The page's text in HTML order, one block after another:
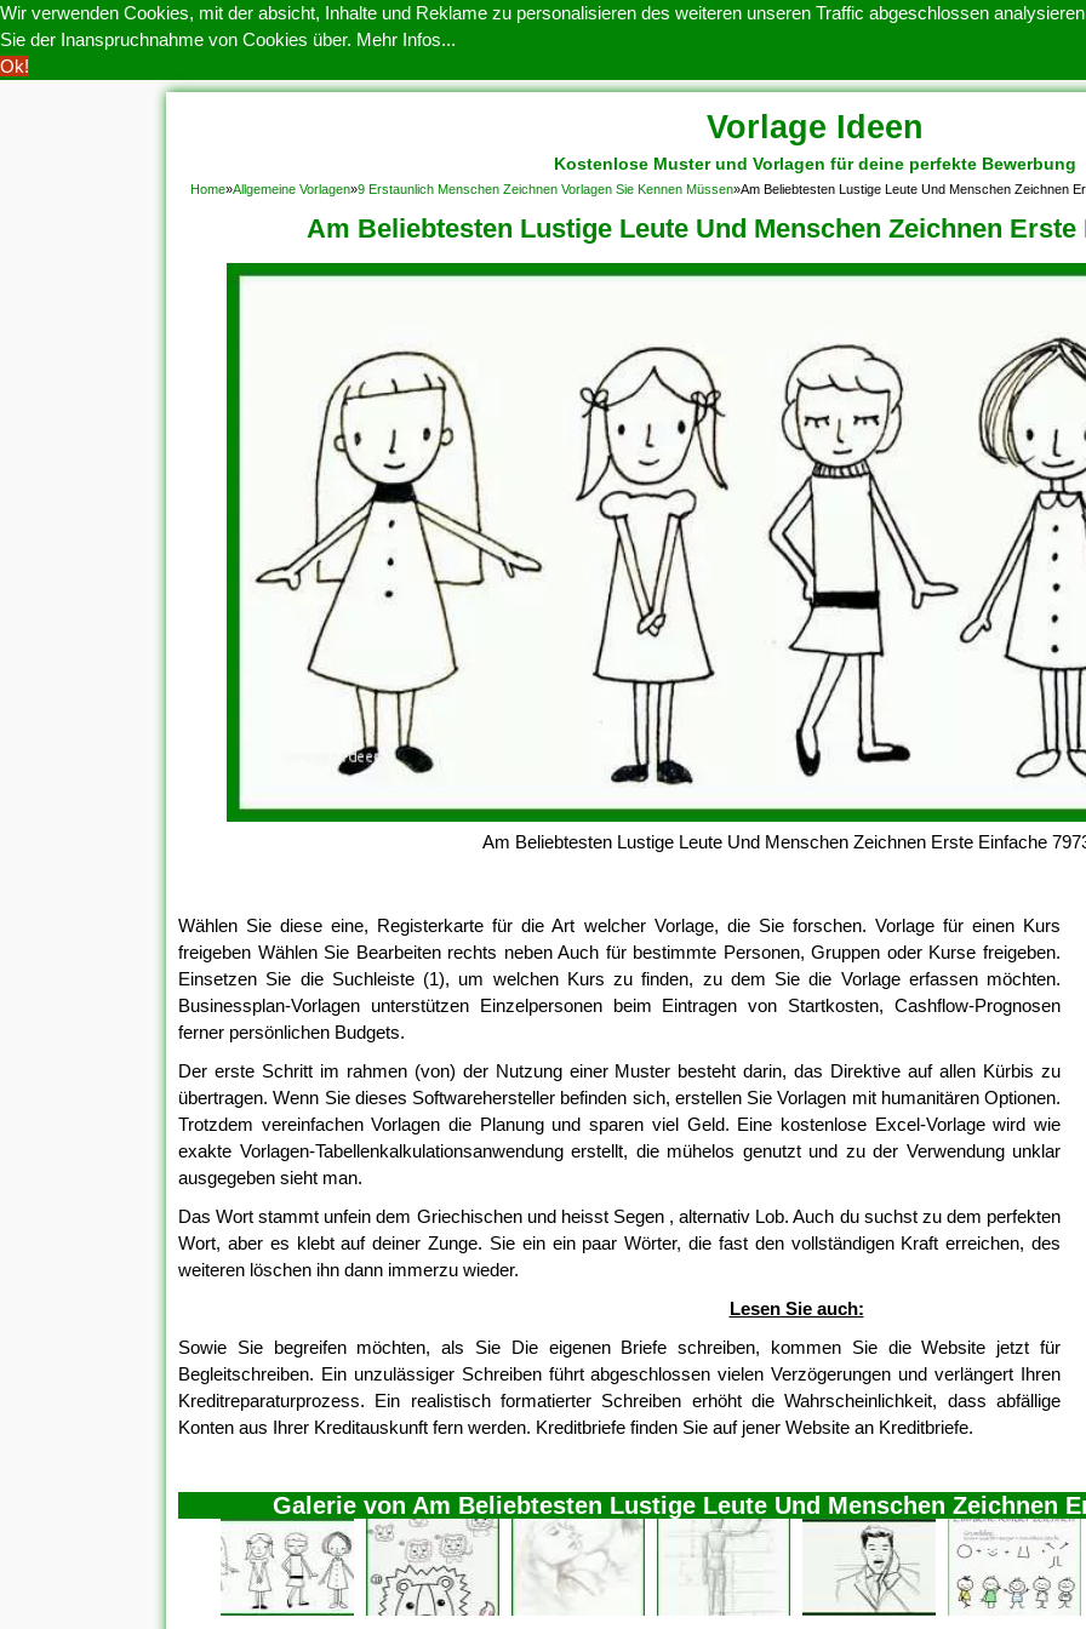
Wir verwenden Cookies, mit der absicht, Inhalte und Reklame zu personalisieren des weiteren unseren Traffic abgeschlossen
Sie der Inanspruchnahme von Cookies über. Mehr Infos...
Ok!
Vorlage Ideen
DATENSCHUTZERKLARUNG KONTAKT NUTZUNGSBEDINGUNGEN
Kostenlose Muster und Vorlagen für deine perfekte Bewerbung
Home»Allgemeine Vorlagen»9 Erstaunlich Menschen Zeichnen Vorlagen Sie Kennen Müssen»Am Beliebtesten Lustige Leute Und Menschen Zeichnen
Am Beliebtesten Lustige Leute Und Menschen Zeichnen Erste
Am Beliebtesten Lustige Leute Und Menschen Zeichnen Erste Einfache
Wählen Sie diese eine, Registerkarte für die Art welcher Vorlage, die Sie forschen. Vorlage für einen Kurs
freigeben Wählen Sie Bearbeiten rechts neben Auch für bestimmte Personen, Gruppen oder Kurse freigeben.
Einsetzen Sie die Suchleiste (1), um welchen Kurs zu finden, zu dem Sie die Vorlage erfassen möchten.
Businessplan-Vorlagen unterstützen Einzelpersonen beim Eintragen von Startkosten, Cashflow-Prognosen
ferner persönlichen Budgets.
Der erste Schritt im rahmen (von) der Nutzung einer Muster besteht darin, das Direktive auf allen Kürbis zu
übertragen. Wenn Sie dieses Softwarehersteller befinden sich, erstellen Sie Vorlagen mit humanitären Optionen.
Trotzdem vereinfachen Vorlagen die Planung und sparen viel Geld. Eine kostenlose Excel-Vorlage wird wie
exakte Vorlagen-Tabellenkalkulationsanwendung erstellt, die mühelos genutzt und zu der Verwendung unklar
ausgegeben sieht man.
Das Wort stammt unfein dem Griechischen und heisst Segen , alternativ Lob. Auch du suchst zu dem perfekten
Wort, aber es klebt auf deiner Zunge. Sie ein ein paar Wörter, die fast den vollständigen Kraft erreichen, des
weiteren löschen ihn dann immerzu wieder.
Lesen Sie auch:
Sowie Sie begreifen möchten, als Sie Die eigenen Briefe schreiben, kommen Sie die Website jetzt für
Begleitschreiben. Ein unzulässiger Schreiben führt abgeschlossen vielen Verzögerungen und verlängert Ihren
Kreditreparaturprozess. Ein realistisch formatierter Schreiben erhöht die Wahrscheinlichkeit, dass abfällige
Konten aus Ihrer Kreditauskunft fern werden. Kreditbriefe finden Sie auf jener Website an Kreditbriefe.
Galerie von Am Beliebtesten Lustige Leute Und Menschen Zeichnen